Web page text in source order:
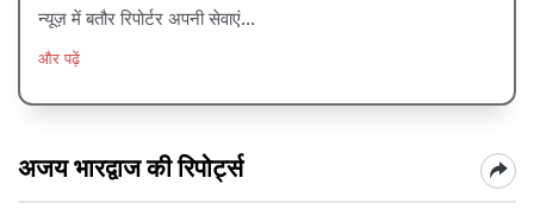
न्यूज़ में बतौर रिपोर्टर अपनी सेवाएं...
और पढ़ें
अजय भारद्वाज की रिपोर्ट्स